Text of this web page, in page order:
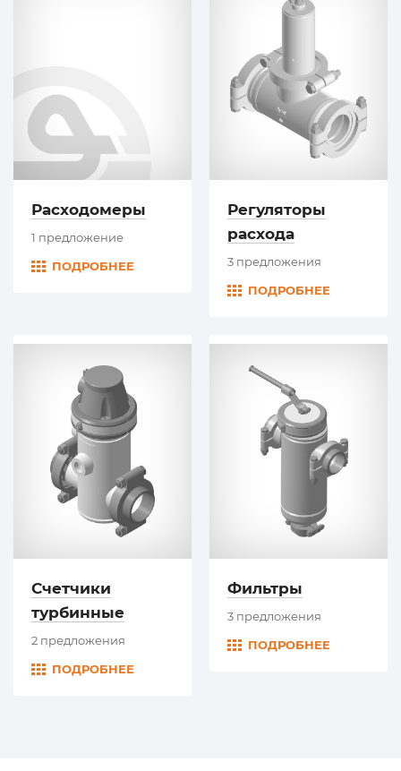
Расходомеры
1 предложение
ПОДРОБНЕЕ
Регуляторы
расхода
3 предложения
ПОДРОБНЕЕ
Счетчики
турбинные
2 предложения
ПОДРОБНЕЕ
Фильтры
3 предложения
ПОДРОБНЕЕ